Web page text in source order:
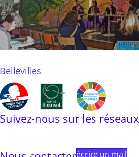
Bellevilles
Suivez-nous sur les réseaux
écrire un mail